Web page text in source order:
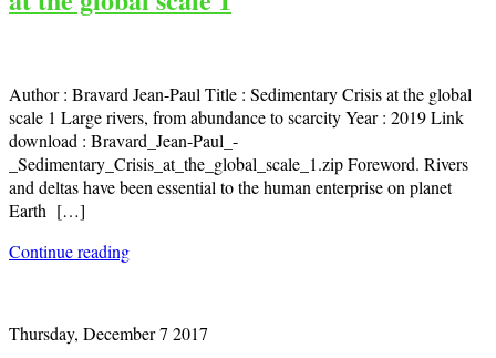
Author : Bravard Jean-Paul Title : Sedimentary Crisis at the global
scale 1 Large rivers, from abundance to scarcity Year : 2019 Link
download : Bravard_Jean-Paul_-
_Sedimentary_Crisis_at_the_global_scale_1.zip Foreword. Rivers
and deltas have been essential to the human enterprise on planet
Earth […]
Continue reading
Thursday, December 7 2017